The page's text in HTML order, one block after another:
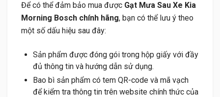
Để có thể đảm bảo mua được Gạt Mưa Sau Xe Kia
Morning Bosch chính hãng, bạn có thể lưu ý theo
một số dấu hiệu sau đây:
Sản phẩm được đóng gói trong hộp giấy với đầy
đủ thông tin và hướng dẫn sử dụng.
Bao bì sản phẩm có tem QR-code và mã vạch
để kiểm tra thông tin trên website chính thức của